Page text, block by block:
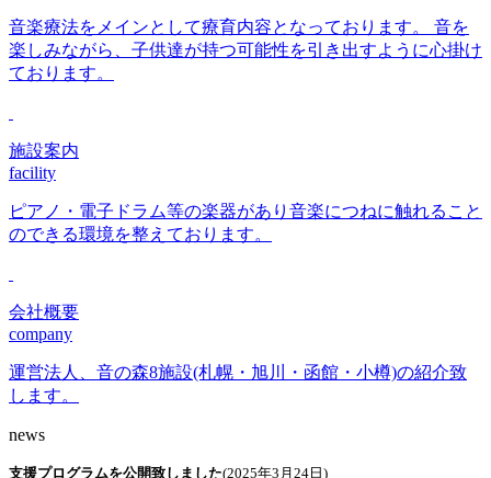
音楽療法をメインとして療育内容となっております。 音を
楽しみながら、子供達が持つ可能性を引き出すように心掛け
ております。
施設案内
facility
ピアノ・電子ドラム等の楽器があり音楽につねに触れること
のできる環境を整えております。
会社概要
company
運営法人、音の森8施設(札幌・旭川・函館・小樽)の紹介致
します。
news
支援プログラムを公開致しました(2025年3月24日)